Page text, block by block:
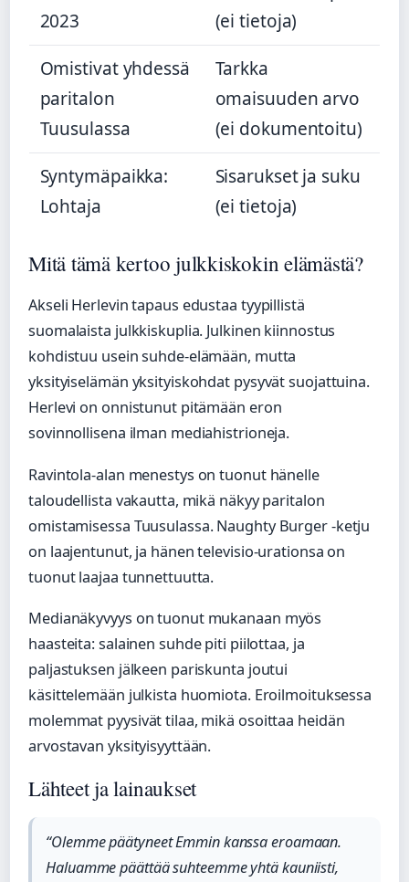
2023
(ei tietoja)
Omistivat yhdessä
paritalon
Tuusulassa
Tarkka
omaisuuden arvo
(ei dokumentoitu)
Syntymäpaikka:
Lohtaja
Sisarukset ja suku
(ei tietoja)
Mitä tämä kertoo julkkiskokin elämästä?
Akseli Herlevin tapaus edustaa tyypillistä
suomalaista julkkiskuplia. Julkinen kiinnostus
kohdistuu usein suhde-elämään, mutta
yksityiselämän yksityiskohdat pysyvät suojattuina.
Herlevi on onnistunut pitämään eron
sovinnollisena ilman mediahistrioneja.
Ravintola-alan menestys on tuonut hänelle
taloudellista vakautta, mikä näkyy paritalon
omistamisessa Tuusulassa. Naughty Burger -ketju
on laajentunut, ja hänen televisio-urationsa on
tuonut laajaa tunnettuutta.
Medianäkyvyys on tuonut mukanaan myös
haasteita: salainen suhde piti piilottaa, ja
paljastuksen jälkeen pariskunta joutui
käsittelemään julkista huomiota. Eroilmoituksessa
molemmat pyysivät tilaa, mikä osoittaa heidän
arvostavan yksityisyyttään.
Lähteet ja lainaukset
“Olemme päätyneet Emmin kanssa eroamaan.
Haluamme päättää suhteemme yhtä kauniisti,